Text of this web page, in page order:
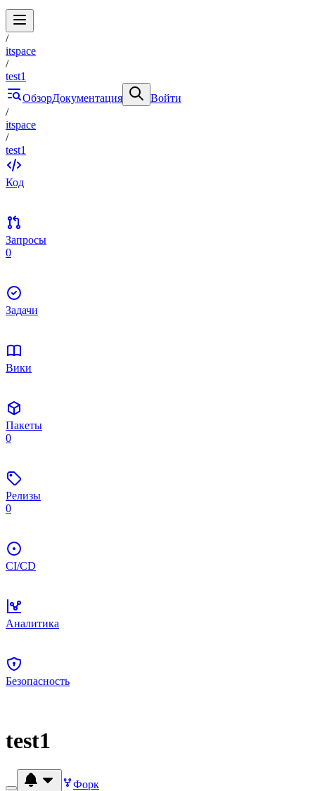
/
itspace
/
test1
ОбзорДокументация
Войти
/
itspace
/
test1
Код
Запросы
0
Задачи
Вики
Пакеты
0
Релизы
0
CI/CD
Аналитика
Безопасность
test1
Форк